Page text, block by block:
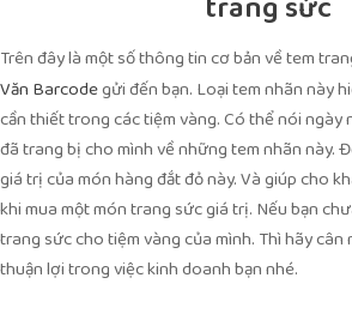
trang sức
Trên đây là một số thông tin cơ bản về tem
Văn Barcodegửi đến bạn. Loại tem nhãn này
cần thiết trong các tiệm vàng. Có thể nói ngày
đã trang bị cho mình về những tem nhãn này.
giá trị của món hàng đắt đỏ này. Và giúp cho
khi mua một món trang sức giá trị. Nếu bạn
trang sức cho tiệm vàng của mình. Thì hãy
thuận lợi trong việc kinh doanh bạn nhé.